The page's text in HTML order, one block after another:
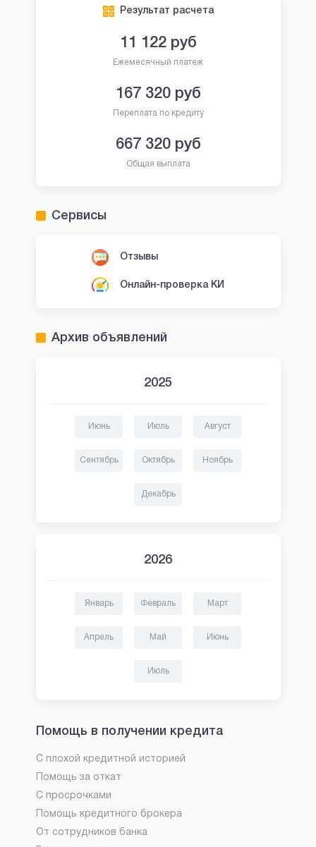
Результат расчета
11 122руб
Ежемесячный платеж
167 320руб
Переплата по кредиту
667 320руб
Общая выплата
Сервисы
Отзывы
Онлайн-проверка КИ
Архив объявлений
2025
Июнь Июль Август
Сентябрь Октябрь Ноябрь
Декабрь
2026
Январь Февраль Март
Апрель Май Июнь
Июль
Помощь в получении кредита
С плохой кредитной историей
Помощь за откат
С просрочками
Помощь кредитного брокера
От сотрудников банка